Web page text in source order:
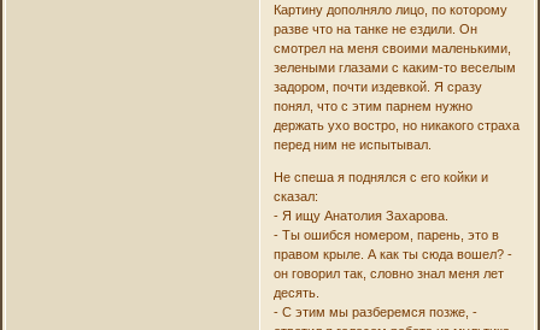
Картину дополняло лицо, по которому
разве что на танке не ездили. Он
смотрел на меня своими маленькими,
зелеными глазами с каким-то веселым
задором, почти издевкой. Я сразу
понял, что с этим парнем нужно
держать ухо востро, но никакого страха
перед ним не испытывал.
Не спеша я поднялся с его койки и
сказал:
- Я ищу Анатолия Захарова.
- Ты ошибся номером, парень, это в
правом крыле. А как ты сюда вошел? -
он говорил так, словно знал меня лет
десять.
- С этим мы разберемся позже, -